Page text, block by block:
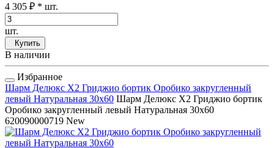
4 305 ₽ * шт.
шт.
Купить
В наличии
Избранное
Шарм Делюкс Х2 Гриджио бортик Оробико закругленный
левый Натуральная 30x60 Шарм Делюкс Х2 Гриджио бортик
Оробико закругленный левый Натуральная 30x60
620090000719 New